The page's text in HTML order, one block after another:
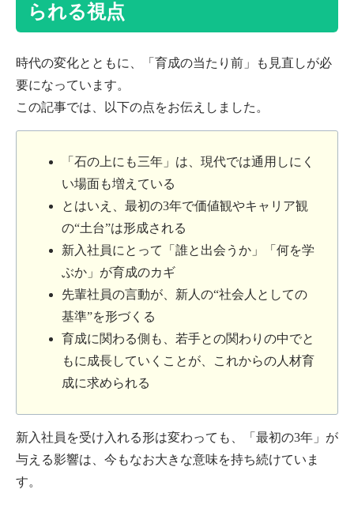
られる視点
時代の変化とともに、「育成の当たり前」も見直しが必
要になっています。
この記事では、以下の点をお伝えしました。
「石の上にも三年」は、現代では通用しにく
い場面も増えている
とはいえ、最初の3年で価値観やキャリア観
の“土台”は形成される
新入社員にとって「誰と出会うか」「何を学
ぶか」が育成のカギ
先輩社員の言動が、新人の“社会人としての
基準”を形づくる
育成に関わる側も、若手との関わりの中でと
もに成長していくことが、これからの人材育
成に求められる
新入社員を受け入れる形は変わっても、「最初の3年」が
与える影響は、今もなお大きな意味を持ち続けていま
す。